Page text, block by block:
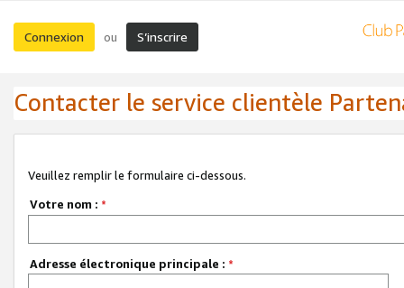
Connexion ou S’inscrire
Contacter le service clientèle
Veuillez remplir le formulaire ci-dessous.
Votre nom : *
Adresse électronique principale : *